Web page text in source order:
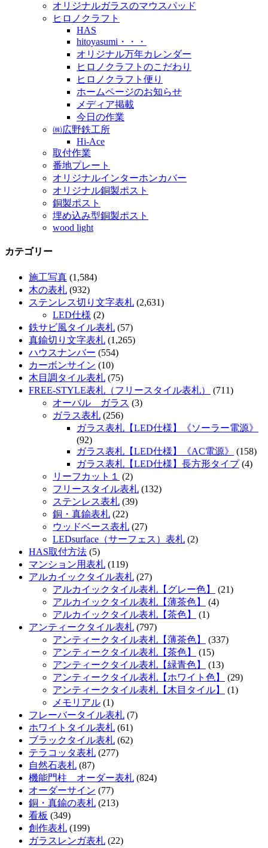
オリジナルガラスのマウスパッド
ヒロノクラフト
HAS
hitoyasumi・・・
オリジナル万年カレンダー
ヒロノクラフトのこだわり
ヒロノクラフト便り
ホームページのお知らせ
メディア掲載
今日の作業
㈱広野鉄工所
Hi-Ace
取付作業
番地プレート
オリジナルインターホンカバー
オリジナル銅製ポスト
銅製ポスト
埋め込み型銅製ポスト
wood light
カテゴリー
施工写真 (1,584)
木の表札 (932)
ステンレス切り文字表札 (2,631)
LED仕様 (2)
鉄サビ風タイル表札 (57)
真鍮切り文字表札 (1,265)
ハウスナンバー (554)
カーボンサイン (10)
木目調タイル表札 (75)
FREE-STYLE表札（フリースタイル表札）
(711)
オーバル ガラス (3)
ガラス表札 (256)
ガラス表札【LED仕様】《ソーラー電源》
(92)
ガラス表札【LED仕様】《AC電源》
(158)
ガラス表札【LED仕様】長方形タイプ(4)
リーフカット１
(2)
フリースタイル表札 (132)
ステンレス表札 (39)
銅・真鍮表札 (22)
ウッドベース表札 (27)
LEDsurface（サーフェス）表札 (2)
HAS取付方法 (5)
マンション用表札 (119)
アルカイックタイル表札 (27)
アルカイックタイル表札【グレー色】
(21)
アルカイックタイル表札【薄茶色】
(4)
アルカイックタイル表札【茶色】
(1)
アンティークタイル表札 (797)
アンティークタイル表札【薄茶色】
(337)
アンティークタイル表札【茶色】
(15)
アンティークタイル表札【緑青色】
(13)
アンティークタイル表札【ホワイト色】
(29)
アンティークタイル表札【木目タイル】
(1)
メモリアル (1)
フレーバータイル表札 (7)
ホワイトタイル表札 (61)
ブラックタイル表札 (62)
テラコッタ表札 (277)
自然石表札 (87)
機能門柱 オーダー表札 (824)
オーダーサイン (77)
銅・真鍮の表札 (213)
看板 (349)
創作表札 (199)
ガラスレンガ表札 (22)